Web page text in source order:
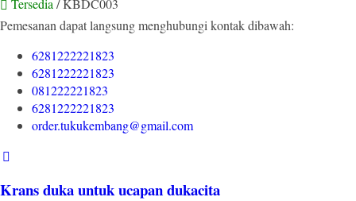
Tersedia / KBDC003
Pemesanan dapat langsung menghubungi kontak dibawah:
6281222221823
6281222221823
081222221823
6281222221823
order.tukukembang@gmail.com
Krans duka untuk ucapan dukacita